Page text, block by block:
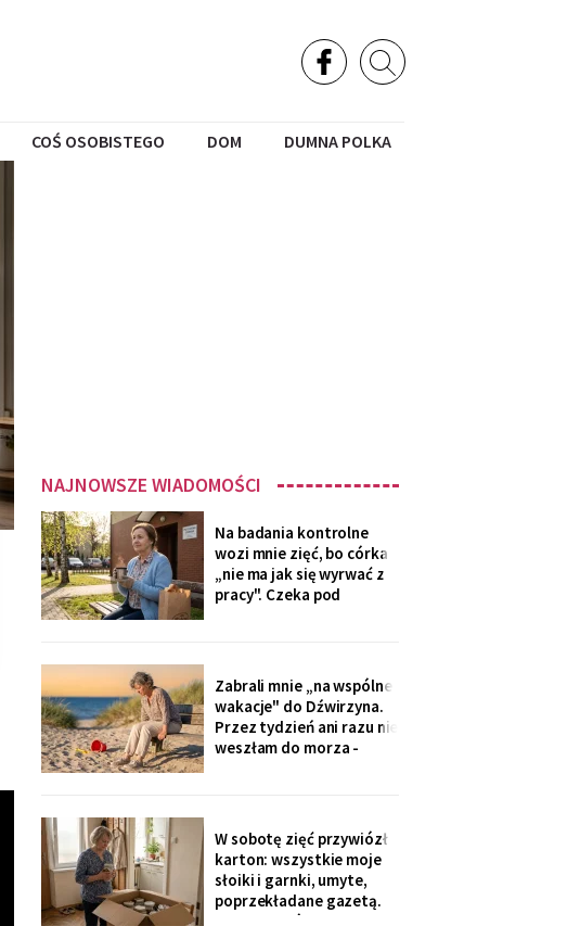
COŚ OSOBISTEGO DOM DUMNA POLKA
NAJNOWSZE WIADOMOŚCI
Na badania kontrolne
wozi mnie zięć, bo córka
„nie ma jak się wyrwać z
pracy". Czeka pod
powiedział cicho: „niech
się mama na nią nie
gniewa. Ona zapomina, że
mama nie będzie
Zabrali mnie „na wspólne
wakacje" do Dźwirzyna.
Przez tydzień ani razu nie
weszłam do morza -
powrotnej syn zapytał: „i
jak, mamo, odpoczęłaś?".
Piasek przywiozłam tylko
w butach, z placu
W sobotę zięć przywiózł
karton: wszystkie moje
słoiki i garnki, umyte,
poprzekładane gazetą.
„Synowa mówi, że już nie